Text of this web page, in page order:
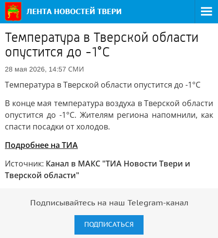
Температура в Тверской области
опустится до -1°С
28 мая 2026, 14:57 СМИ
Температура в Тверской области опустится до -1°С
В конце мая температура воздуха в Тверской области
опустится до -1°С. Жителям региона напомнили, как
спасти посадки от холодов.
Подробнее на ТИА
Источник: Канал в МАКС "ТИА Новости Твери и
Тверской области"
Подписывайтесь на наш Telegram-канал
ПОДПИСАТЬСЯ